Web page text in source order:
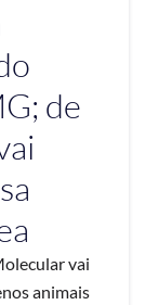
de
vai
animais